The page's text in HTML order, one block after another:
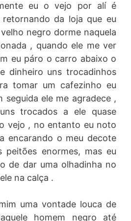
eu o vejo por alí é
da loja que eu
negro dorme naquela
, quando ele me ver
eu páro o carro abaixo o
dinheiro uns trocadinhos
tomar um cafezinho eu
seguida ele me agradece ,
trocados a ele quase
vejo , no entanto eu noto
encarando o meu decote
peitões enormes, mas eu
de dar uma olhadinha no
na calça .
uma vontade louca de
homem negro até